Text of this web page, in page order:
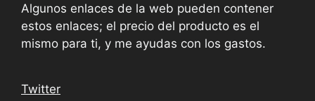
Algunos enlaces de la web pueden contener
estos enlaces; el precio del producto es el
mismo para ti, y me ayudas con los gastos.
Twitter